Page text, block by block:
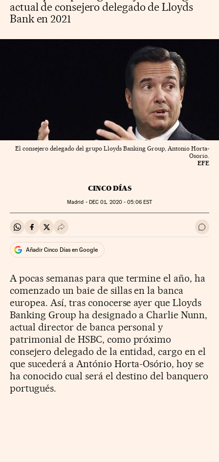
actual de consejero delegado de Lloyds
Bank en 2021
El consejero delegado del grupo Lloyds Banking Group, Antonio Horta-
Osorio.
EFE
CINCO DÍAS
Madrid - DEC 01, 2020 - 05:06EST
Compartir en Whatsapp
Compartir en Facebook
Compartir en Twitter
Desplegar Redes Sociales Ir a
Añadir Cinco Días en Google
A pocas semanas para que termine el año, ha
comenzado un baie de sillas en la banca
europea. Así, tras conocerse ayer que Lloyds
Banking Group ha designado a Charlie Nunn,
actual director de banca personal y
patrimonial de HSBC, como próximo
consejero delegado de la entidad, cargo en el
que sucederá a António Horta-Osório, hoy se
ha conocido cual será el destino del banquero
portugués.